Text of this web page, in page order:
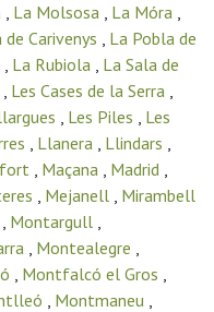
, La Molsosa , La Móra ,
Carivenys , La Pobla de
, La Rubiola , La Sala de
, Les Cases de la Serra ,
, Les Piles , Les
, Llanera , Llindars ,
, Maçana , Madrid ,
, Mejanell , Mirambell
, Montargull ,
, Montealegre ,
, Montfalcó el Gros ,
, Montmaneu ,